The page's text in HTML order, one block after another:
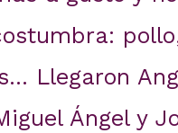
Llegaron
Ángel y